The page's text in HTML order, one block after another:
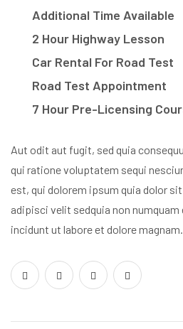
Additional Time Available
2 Hour Highway Lesson
Car Rental For Road Test
Road Test Appointment
7 Hour Pre-Licensing
Aut odit aut fugit, sed quia
qui ratione voluptatem sequi
est, qui dolorem ipsum quia dolor
adipisci velit sedquia non
incidunt ut labore et dolore magnam.